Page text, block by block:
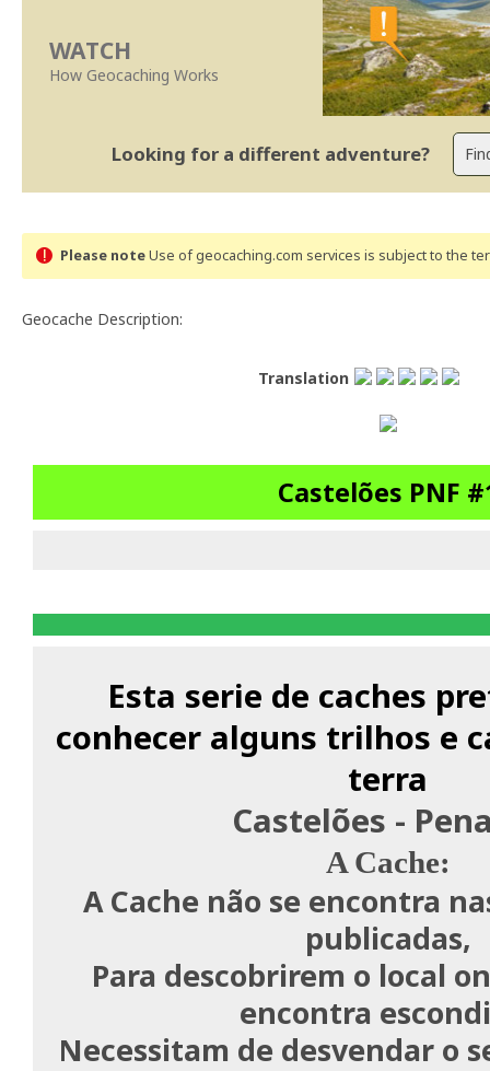
WATCH
How Geocaching Works
Looking for a different adventure?
Please noteUse of geocaching.com services is subject to the
Geocache Description:
Translation
Castelões PNF
Esta serie de caches
conhecer alguns trilhos e
terra
Castelões -
A Cache:
A Cache não se encontra
publicadas,
Para descobrirem o local
encontra
Necessitam de desvendar o